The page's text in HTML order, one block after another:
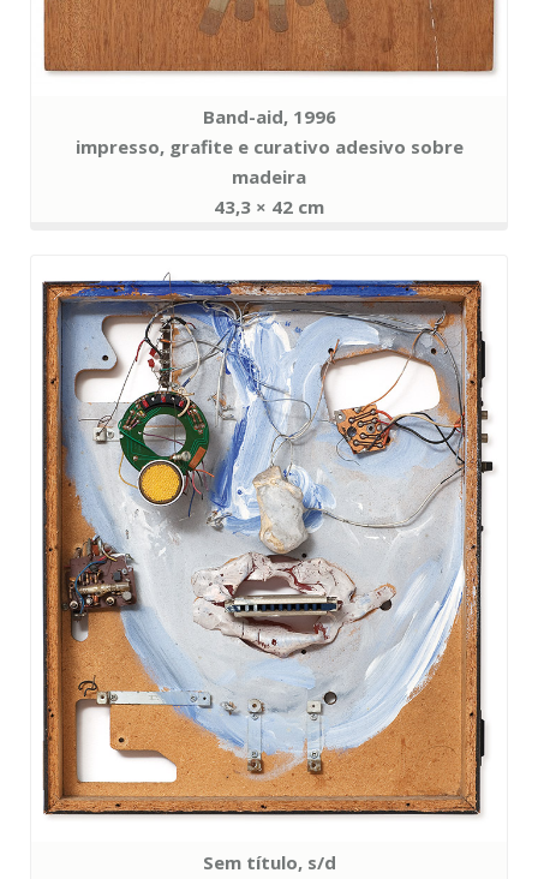
Band-aid, 1996
impresso, grafite e curativo adesivo sobre
madeira
43,3 × 42 cm
Sem título, s/d